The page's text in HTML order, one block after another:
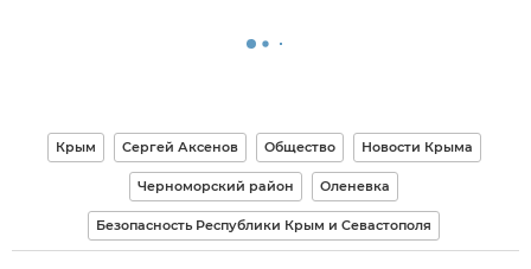
Крым Сергей Аксенов Общество Новости Крыма
Черноморский район Оленевка
Безопасность Республики Крым и Севастополя